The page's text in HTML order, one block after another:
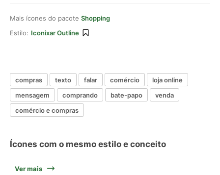
Mais ícones do pacote Shopping
Estilo: Iconixar Outline
compras texto falar comércio
loja online
mensagem
comprando bate-papo
venda
comércio e compras
Ícones com o mesmo estilo e conceito
Ver mais